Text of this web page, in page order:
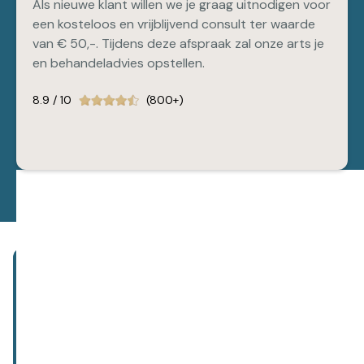
Als nieuwe klant willen we je graag uitnodigen voor
een kosteloos en vrijblijvend consult ter waarde
van € 50,-. Tijdens deze afspraak zal onze arts je
en behandeladvies opstellen.
8.9 / 10 (800+)